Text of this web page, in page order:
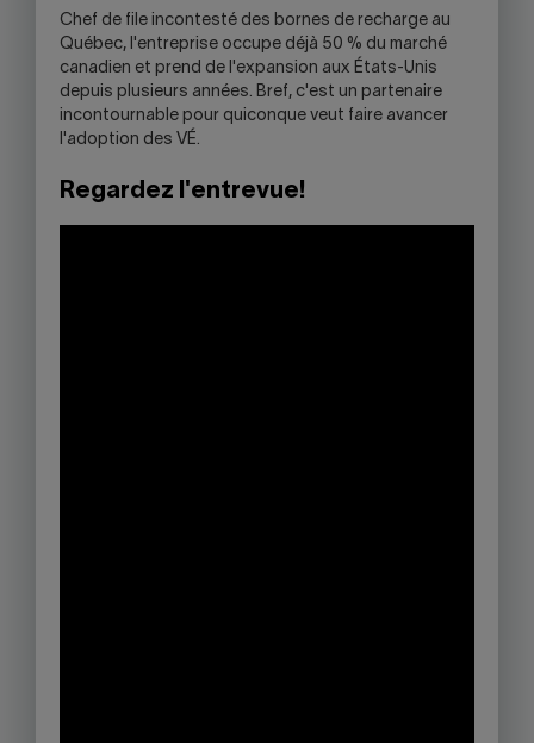
Chef de file incontesté des bornes de recharge au
Québec, l'entreprise occupe déjà 50 % du marché
canadien et prend de l'expansion aux États-Unis
depuis plusieurs années. Bref, c'est un partenaire
incontournable pour quiconque veut faire avancer
l'adoption des VÉ.
Regardez l'entrevue!